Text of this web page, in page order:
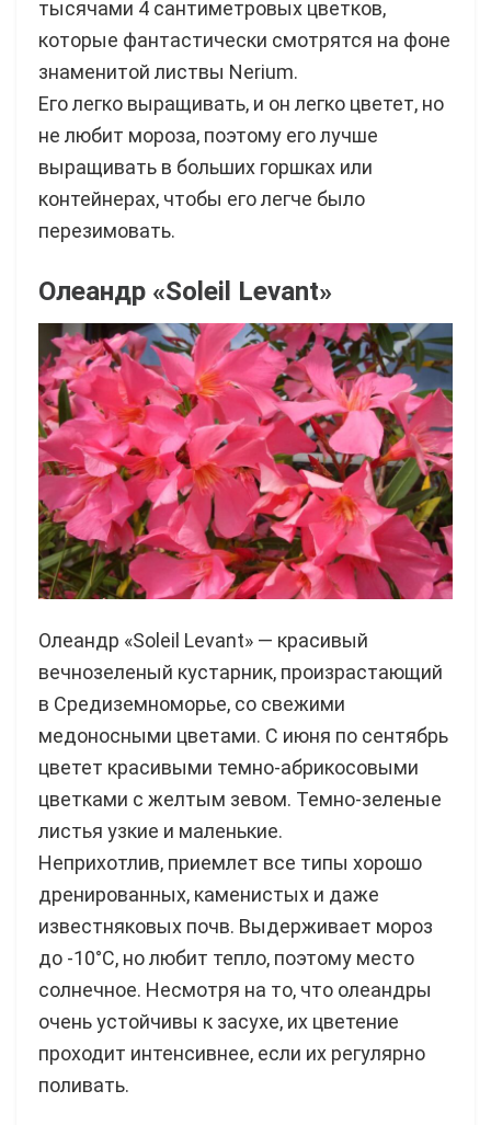
тысячами 4 сантиметровых цветков,
которые фантастически смотрятся на фоне
знаменитой листвы Nerium.
Его легко выращивать, и он легко цветет, но
не любит мороза, поэтому его лучше
выращивать в больших горшках или
контейнерах, чтобы его легче было
перезимовать.
Олеандр «Soleil Levant»
Олеандр «Soleil Levant» — красивый
вечнозеленый кустарник, произрастающий
в Средиземноморье, со свежими
медоносными цветами. С июня по сентябрь
цветет красивыми темно-абрикосовыми
цветками с желтым зевом. Темно-зеленые
листья узкие и маленькие.
Неприхотлив, приемлет все типы хорошо
дренированных, каменистых и даже
известняковых почв. Выдерживает мороз
до -10°С, но любит тепло, поэтому место
солнечное. Несмотря на то, что олеандры
очень устойчивы к засухе, их цветение
проходит интенсивнее, если их регулярно
поливать.